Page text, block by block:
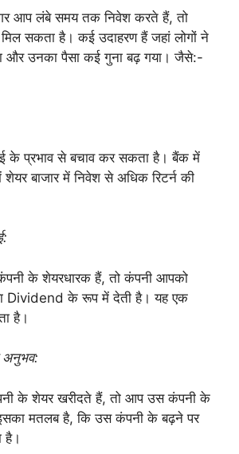
आप लंबे समय तक निवेश करते हैं, तो
सकता है। कई उदाहरण हैं जहां लोगों ने
और उनका पैसा कई गुना बढ़ गया। जैसे:-
के प्रभाव से बचाव कर सकता है। बैंक में
बाजार में निवेश से अधिक रिटर्न की
के शेयरधारक हैं, तो कंपनी आपको
Dividend के रूप में देती है। यह एक
है।
अनुभव:
के शेयर खरीदते हैं, तो आप उस कंपनी के
मतलब है, कि उस कंपनी के बढ़ने पर
है।